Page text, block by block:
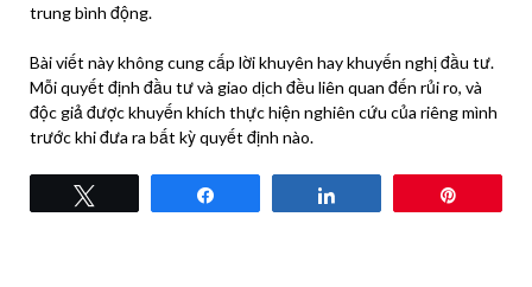
trung bình động.
Bài viết này không cung cấp lời khuyên hay khuyến nghị đầu tư.
Mỗi quyết định đầu tư và giao dịch đều liên quan đến rủi ro, và
độc giả được khuyến khích thực hiện nghiên cứu của riêng mình
trước khi đưa ra bất kỳ quyết định nào.